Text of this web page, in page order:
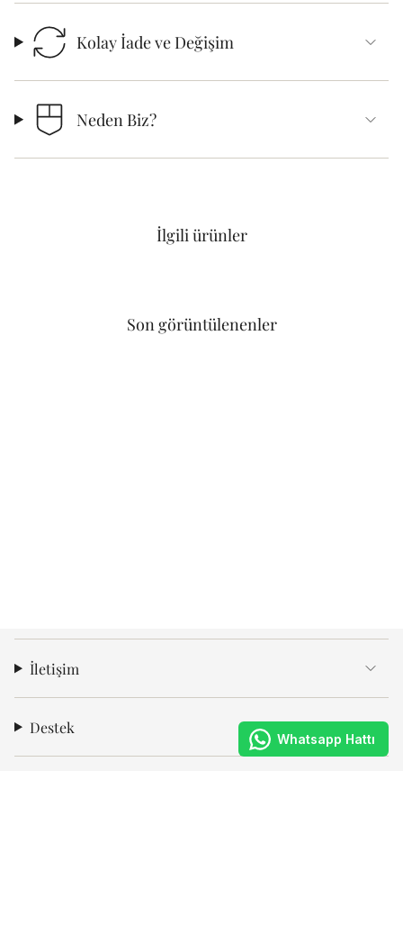
Kolay İade ve Değişim
Neden Biz?
İlgili ürünler
Son görüntülenenler
İletişim
Destek
Whatsapp Hattı